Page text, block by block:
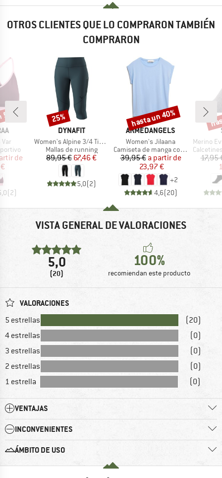
OTROS CLIENTES QUE LO COMPRARON TAMBIÉN
COMPRARON
reducido
de
(2)
MARCA
DYNAFIT
Artículo
Women's Alpine 3/4 Tights
Product group
Mallas de running
Precio
89,95 €Precio reducido
67,46 €
5,0(2)
Descuento
25%
MARCA
ARMEDANGELS
Artículo
Women's Jilaana
Product group
Camiseta de manga corta
Precio
39,95 € Precio reducido
a partir de
23,97 €
+2
4,6(20)
Descuento
hasta un 40%
Artículo
Merino
Product
Calcetines
17,95
VISTA GENERAL DE VALORACIONES
5,0
(20)
100%
recomiendan este producto
VALORACIONES
5 estrellas
(20)
4 estrellas
(0)
3 estrellas
(0)
2 estrellas
(0)
1 estrella
(0)
VENTAJAS
INCONVENIENTES
ÁMBITO DE USO